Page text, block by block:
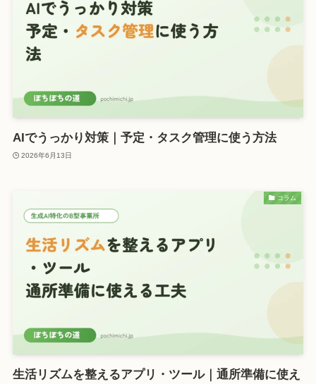
AIでうっかり対策｜予定・タスク管理に使う方法
2026年6月13日
コラム
生活リズムを整えるアプリ・ツール｜通所準備に使え